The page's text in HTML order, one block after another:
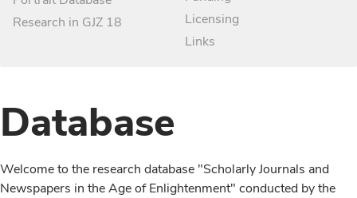
Research in GJZ 18
Licensing
Links
Database
Welcome to the research database "Scholarly Journals and
Newspapers in the Age of Enlightenment" conducted by the